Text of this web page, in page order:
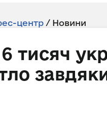
центр / Новини
тисяч